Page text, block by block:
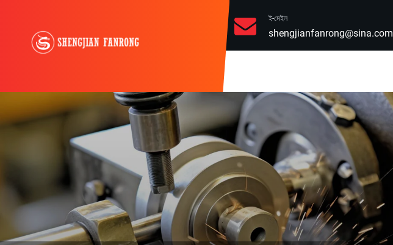
ই-মেইল
shengjianfanrong@sina.com